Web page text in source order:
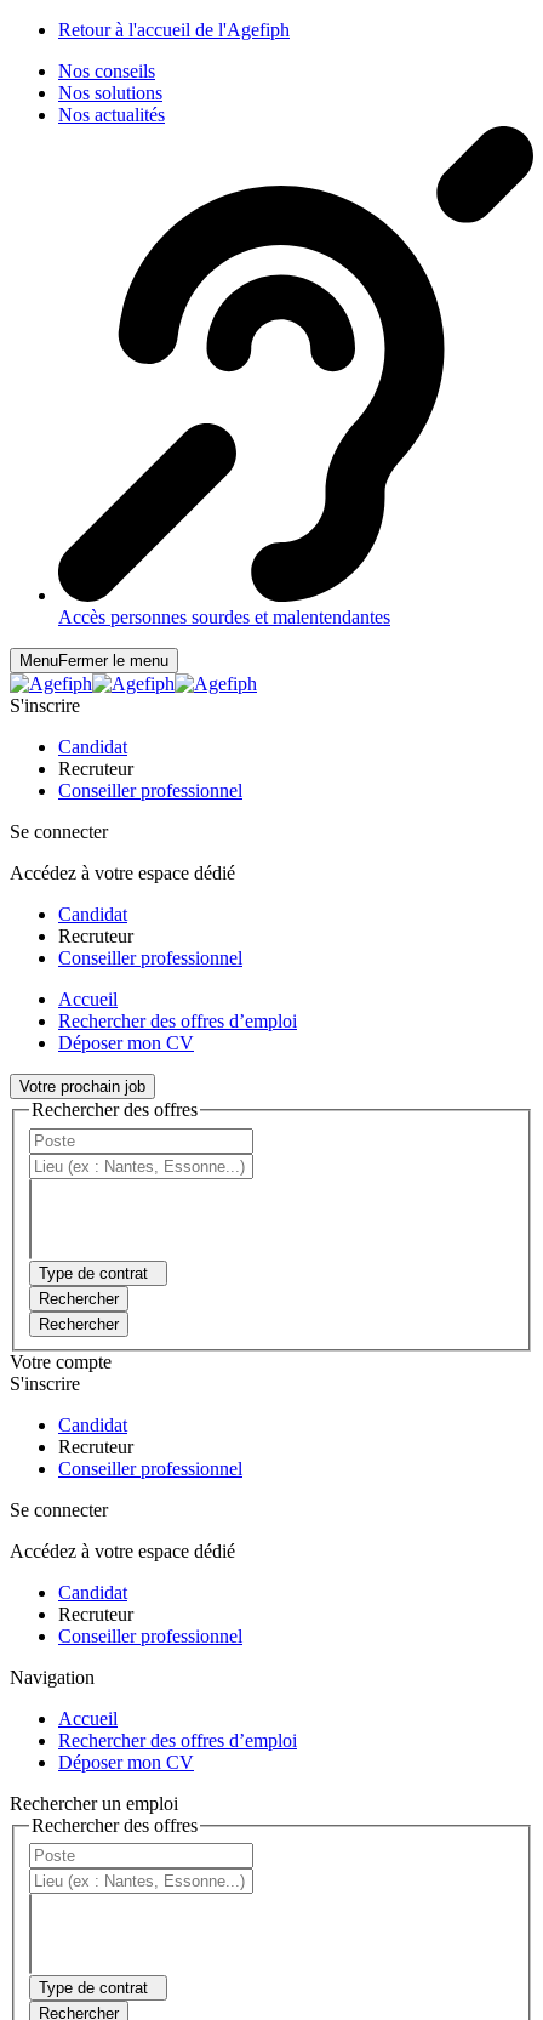
Retour à l'accueil de l'Agefiph
Nos conseils
Nos solutions
Nos actualités
Accès personnes sourdes et malentendantes
MenuFermer le menu
S'inscrire
Candidat
Recruteur
Conseiller professionnel
Se connecter
Accédez à votre espace dédié
Candidat
Recruteur
Conseiller professionnel
Accueil
Rechercher des offres d’emploi
Déposer mon CV
Votre prochain job
Rechercher des offres
Type de contrat
Rechercher
Rechercher
Votre compte
S'inscrire
Candidat
Recruteur
Conseiller professionnel
Se connecter
Accédez à votre espace dédié
Candidat
Recruteur
Conseiller professionnel
Navigation
Accueil
Rechercher des offres d’emploi
Déposer mon CV
Rechercher un emploi
Rechercher des offres
Type de contrat
Rechercher